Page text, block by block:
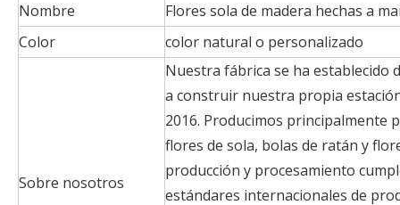
Nombre
Flores sola de madera hechas a
Color
color natural o personalizado
Sobre nosotros
Nuestra fábrica se ha establecido
a construir nuestra propia
2016. Producimos principalmente
flores de sola, bolas de ratán y
producción y procesamiento
estándares internacionales de